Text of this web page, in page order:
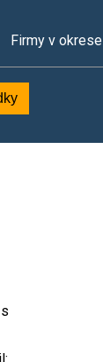
Firmy v okrese